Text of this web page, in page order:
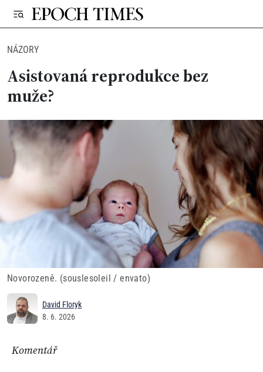
NÁZORY
Asistovaná reprodukce bez
muže?
Novorozeně. (souslesoleil / envato)
David Floryk
8. 6. 2026
Komentář